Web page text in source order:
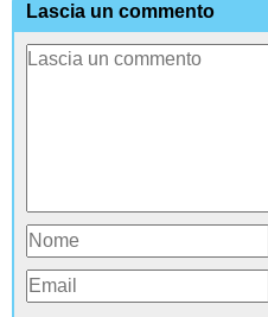
Lascia un commento